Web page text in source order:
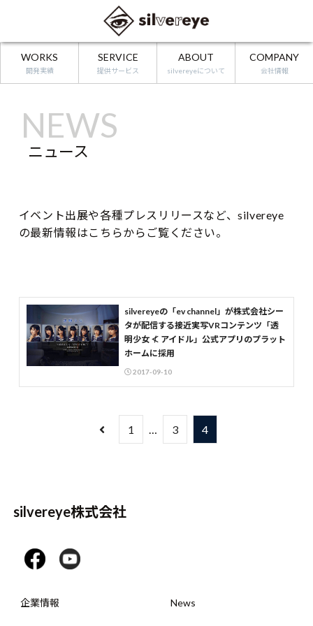
WORKS
開発実績
SERVICE
提供サービス
ABOUT
silvereyeについて
COMPANY
会社情報
ニュース
イベント出展や各種プレスリリースなど、silvereye
の最新情報はこちらからご覧ください。
silvereyeの「ev channel」が株式会社シー
タが配信する接近実写VRコンテンツ「透
明少女 ≮ アイドル」公式アプリのプラット
ホームに採用
2017-09-10
1 3 4
silvereye株式会社
企業情報 News